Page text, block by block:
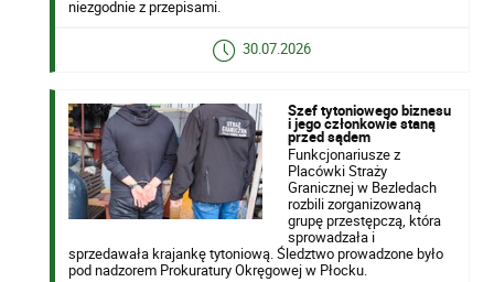
niezgodnie z przepisami.
30.07.2026
Szef tytoniowego biznesu
i jego członkowie staną
przed sądem
Funkcjonariusze z
Placówki Straży
Granicznej w Bezledach
rozbili zorganizowaną
grupę przestępczą, która
sprowadzała i
sprzedawała krajankę tytoniową. Śledztwo prowadzone było
pod nadzorem Prokuratury Okręgowej w Płocku.